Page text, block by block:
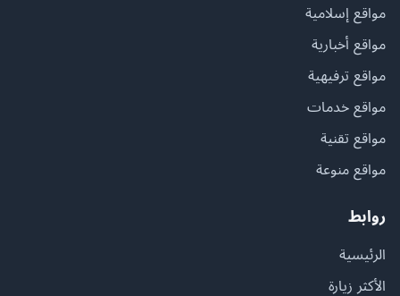
مواقع إسلامية
مواقع أخبارية
مواقع ترفيهية
مواقع خدمات
مواقع تقنية
مواقع منوعة
روابط
الرئيسية
الأكثر زيارة